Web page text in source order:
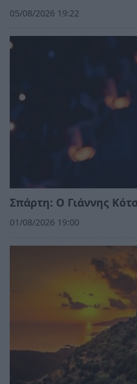
05/08/2026 19:22
Σπάρτη: Ο Γιάννης
01/08/2026 19:00